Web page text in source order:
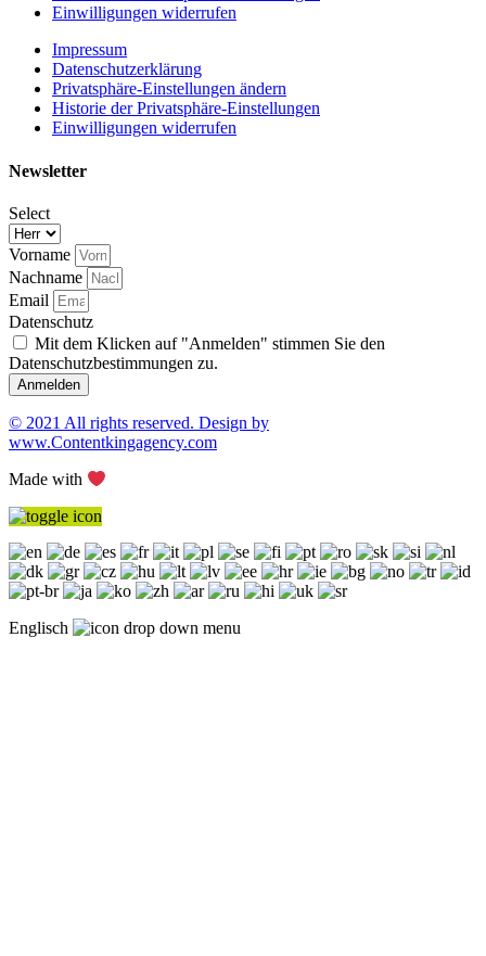
Einwilligungen widerrufen
Impressum
Datenschutzerklärung
Privatsphäre-Einstellungen ändern
Historie der Privatsphäre-Einstellungen
Einwilligungen widerrufen
Newsletter
Select
Vorname
Nachname
Email
Datenschutz
Mit dem Klicken auf "Anmelden" stimmen Sie den
Datenschutzbestimmungen zu.
Anmelden
© 2021 All rights reserved. Design by
www.Contentkingagency.com
Made with
Englisch